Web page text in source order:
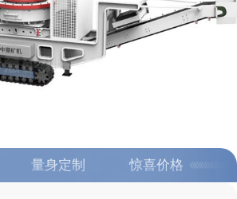
量身定制 惊喜价格